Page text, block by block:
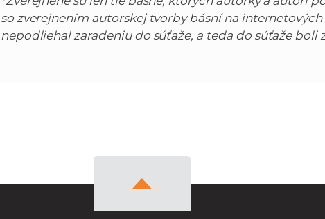
so zverejnením autorskej tvorby básní na internetových
nepodliehal zaradeniu do súťaže, a teda do súťaže boli